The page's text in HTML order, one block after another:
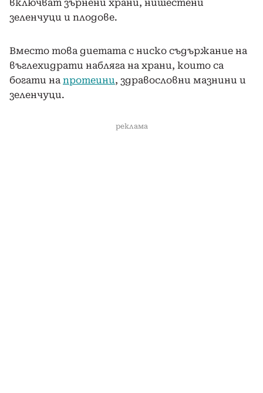
включват зърнени храни, нишестени
зеленчуци и плодове.
Вместо това диетата с ниско съдържание на
въглехидрати набляга на храни, които са
богати на протеини, здравословни мазнини и
зеленчуци.
реклама